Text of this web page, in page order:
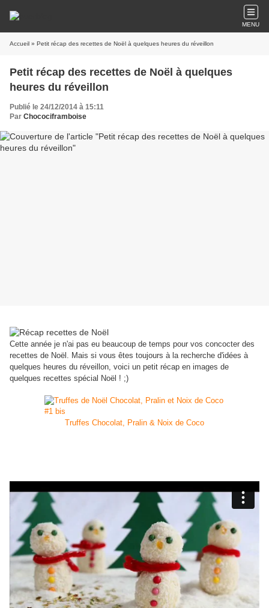
MENU
Accueil » Petit récap des recettes de Noël à quelques heures du réveillon
Petit récap des recettes de Noël à quelques
heures du réveillon
Publié le 24/12/2014 à 15:11
Par Chocociframboise
Cette année je n'ai pas eu beaucoup de temps pour vos concocter des
recettes de Noël. Mais si vous êtes toujours à la recherche d'idées à
quelques heures du réveillon, voici un petit récap en images de
quelques recettes spécial Noël ! ;)
Truffes Chocolat, Pralin & Noix de Coco